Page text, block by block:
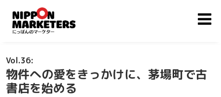
36
物件への愛をきっかけに、茅場町で古
書店を始める